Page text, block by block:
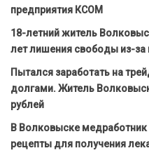
предприятия КСОМ
18-летний житель
лет лишения свободы из-за
Пытался заработать на
долгами. Житель
рублей
В Волковыске
рецепты для получения